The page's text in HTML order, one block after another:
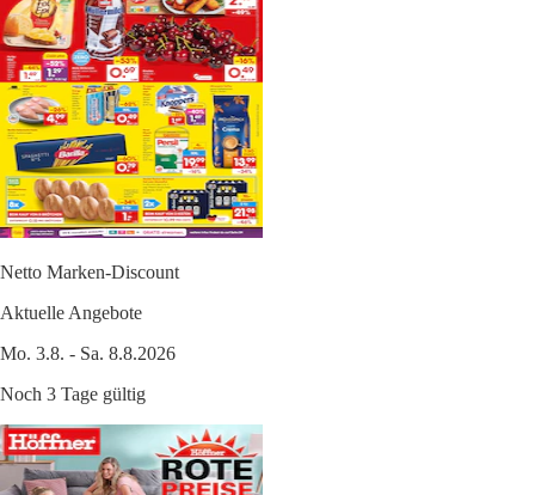
Netto Marken-Discount
Aktuelle Angebote
Mo. 3.8. - Sa. 8.8.2026
Noch 3 Tage gültig